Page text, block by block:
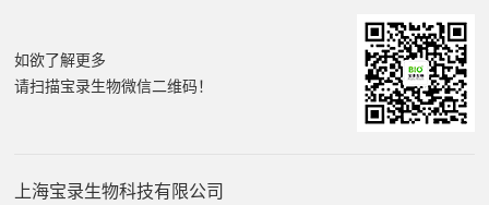
如欲了解更多
请扫描宝录生物微信二维码！
上海宝录生物科技有限公司